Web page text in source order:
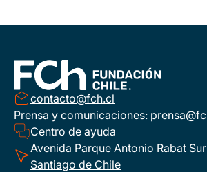
contacto@fch.cl
Prensa y comunicaciones:
Centro de ayuda
Avenida Parque Antonio Rabat
Santiago de Chile